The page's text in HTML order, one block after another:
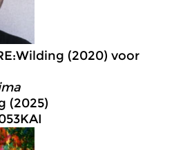
(2020) voor
(2025)